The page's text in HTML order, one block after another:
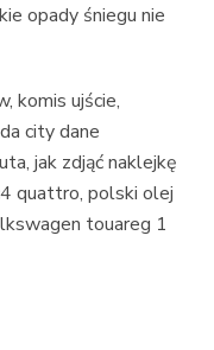
opady śniegu nie
komis ujście,
city dane
jak zdjąć naklejkę
quattro, polski olej
touareg 1